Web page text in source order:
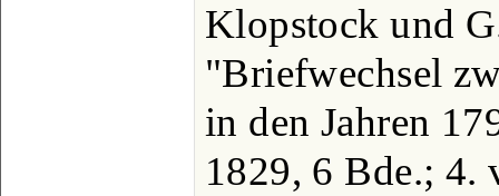
Klopstock und
"Briefwechsel
in den Jahren
1829, 6 Bde.; 4.